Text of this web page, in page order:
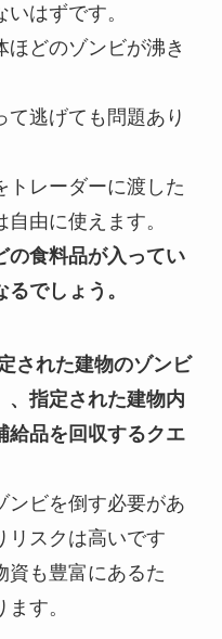
はずです。
ほどのゾンビが沸き
逃げても問題あり
トレーダーに渡した
由に使えます。
の食料品が入ってい
でしょう。
された建物のゾンビ
、指定された建物内
給品を回収するクエ
ンビを倒す必要があ
リスクは高いです
資も豊富にあるた
す。